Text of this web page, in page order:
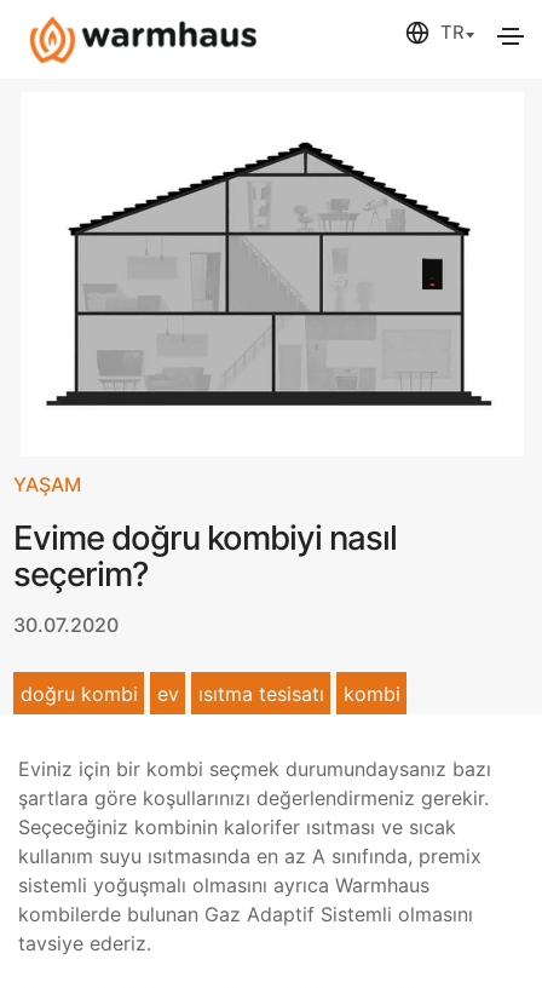
YAŞAM
Evime doğru kombiyi nasıl
seçerim?
30.07.2020
doğru kombi ev ısıtma tesisatı kombi
Eviniz için bir kombi seçmek durumundaysanız bazı
şartlara göre koşullarınızı değerlendirmeniz gerekir.
Seçeceğiniz kombinin kalorifer ısıtması ve sıcak
kullanım suyu ısıtmasında en az A sınıfında, premix
sistemli yoğuşmalı olmasını ayrıca Warmhaus
kombilerde bulunan Gaz Adaptif Sistemli olmasını
tavsiye ederiz.